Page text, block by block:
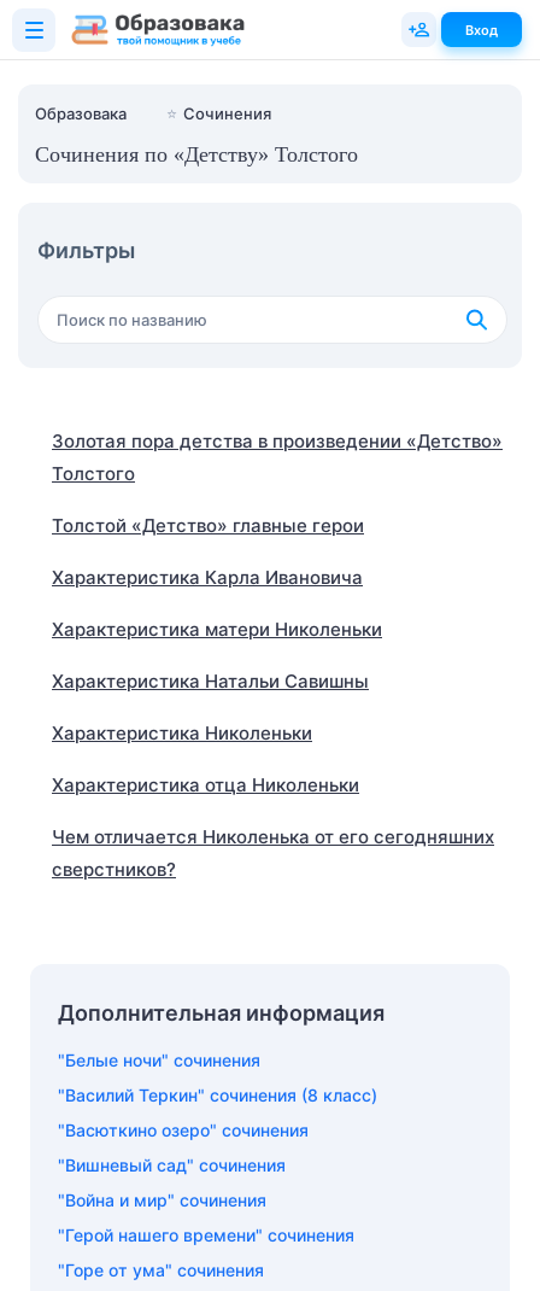
Образовака ⭐ Сочинения
Сочинения по «Детству» Толстого
Фильтры
Золотая пора детства в произведении «Детство»
Толстого
Толстой «Детство» главные герои
Характеристика Карла Ивановича
Характеристика матери Николеньки
Характеристика Натальи Савишны
Характеристика Николеньки
Характеристика отца Николеньки
Чем отличается Николенька от его сегодняшних
сверстников?
Дополнительная информация
"Белые ночи" сочинения
"Василий Теркин" сочинения (8 класс)
"Васюткино озеро" сочинения
"Вишневый сад" сочинения
"Война и мир" сочинения
"Герой нашего времени" сочинения
"Горе от ума" сочинения
Вход